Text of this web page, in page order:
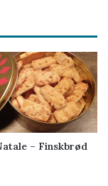
– Finskbrød